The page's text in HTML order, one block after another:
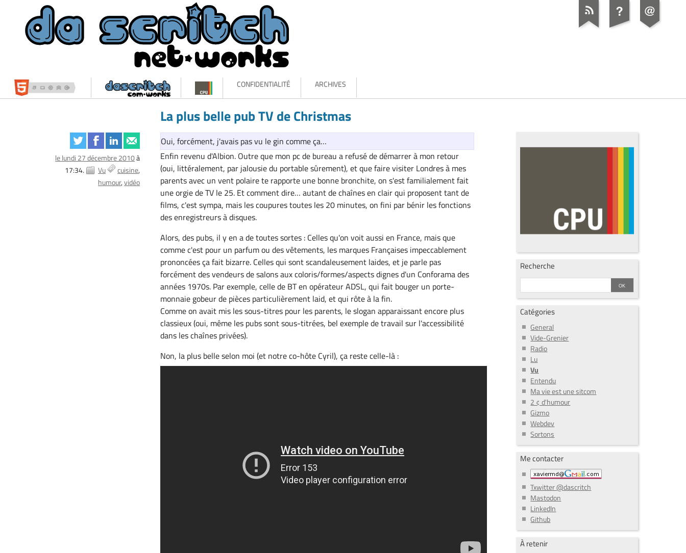
CONFIDENTIALITÉ ARCHIVES
La plus belle pub TV de Christmas
le lundi 27 décembre 2010à
17:34.
Vu
cuisine
humour vidéo
Oui, forcément, j'avais pas vu le gin comme ça…
Enfin revenu d'Albion. Outre que mon pc de bureau a refusé de démarrer à mon retour
(oui, littéralement, par jalousie du portable sûrement), et que faire visiter Londres à mes
parents avec un vent polaire te rapporte une bonne bronchite, on s'est familialement fait
une orgie de TV le 25. Et comment dire… autant de chaînes en clair qui proposent tant de
films, c'est sympa, mais les coupures toutes les 20 minutes, on fini par bénir les fonctions
des enregistreurs à disques.
Alors, des pubs, il y en a de toutes sortes : Celles qu'on voit aussi en France, mais que
comme c'est pour un parfum ou des vêtements, les marques Françaises impeccablement
prononcées ça fait bizarre. Celles qui sont scandaleusement laides, et je parle pas
forcément des vendeurs de salons aux coloris/formes/aspects dignes d'un Conforama des
années 1970s. Par exemple, celle de BT en opérateur ADSL, qui fait bouger un porte-
monnaie gobeur de pièces particulièrement laid, et qui rôte à la fin.
Comme on avait mis les sous-titres pour les parents, le slogan apparaissant encore plus
classieux (oui, même les pubs sont sous-titrées, bel exemple de travail sur l'accessibilité
dans les chaînes privées).
Non, la plus belle selon moi (et notre co-hôte Cyril), ça reste celle-là :
Recherche
Catégories
General
Vide-Grenier
Radio
Lu
Vu
Entendu
Ma vie est une sitcom
2 ¢ d'humour
Gizmo
Webdev
Sortons
Me contacter
Txwitter @dascritch
Mastodon
LinkedIn
Github
À retenir